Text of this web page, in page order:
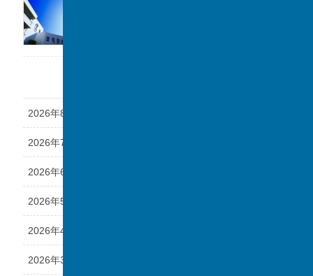
2026年8月
2026年7月
2026年6月
2026年5月
2026年4月
2026年3月